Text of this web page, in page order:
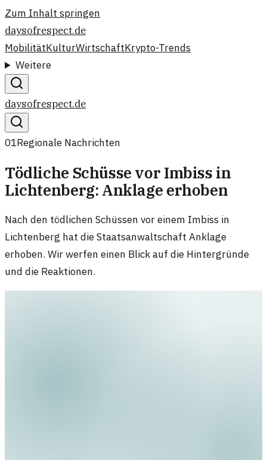
Zum Inhalt springen
daysofrespect.de
MobilitätKulturWirtschaftKrypto-Trends
Weitere
daysofrespect.de
01Regionale Nachrichten
Tödliche Schüsse vor Imbiss in
Lichtenberg: Anklage erhoben
Nach den tödlichen Schüssen vor einem Imbiss in
Lichtenberg hat die Staatsanwaltschaft Anklage
erhoben. Wir werfen einen Blick auf die Hintergründe
und die Reaktionen.